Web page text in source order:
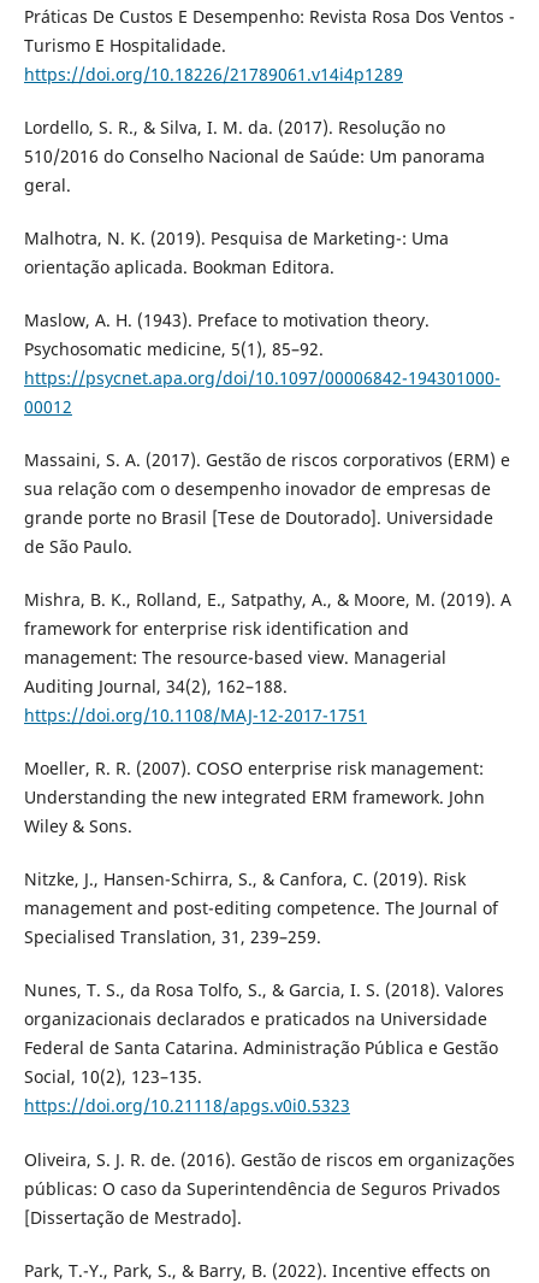
Práticas De Custos E Desempenho: Revista Rosa Dos Ventos -
Turismo E Hospitalidade.
https://doi.org/10.18226/21789061.v14i4p1289
Lordello, S. R., & Silva, I. M. da. (2017). Resolução no
510/2016 do Conselho Nacional de Saúde: Um panorama
geral.
Malhotra, N. K. (2019). Pesquisa de Marketing-: Uma
orientação aplicada. Bookman Editora.
Maslow, A. H. (1943). Preface to motivation theory.
Psychosomatic medicine, 5(1), 85–92.
https://psycnet.apa.org/doi/10.1097/00006842-194301000-
00012
Massaini, S. A. (2017). Gestão de riscos corporativos (ERM) e
sua relação com o desempenho inovador de empresas de
grande porte no Brasil [Tese de Doutorado]. Universidade
de São Paulo.
Mishra, B. K., Rolland, E., Satpathy, A., & Moore, M. (2019). A
framework for enterprise risk identification and
management: The resource-based view. Managerial
Auditing Journal, 34(2), 162–188.
https://doi.org/10.1108/MAJ-12-2017-1751
Moeller, R. R. (2007). COSO enterprise risk management:
Understanding the new integrated ERM framework. John
Wiley & Sons.
Nitzke, J., Hansen-Schirra, S., & Canfora, C. (2019). Risk
management and post-editing competence. The Journal of
Specialised Translation, 31, 239–259.
Nunes, T. S., da Rosa Tolfo, S., & Garcia, I. S. (2018). Valores
organizacionais declarados e praticados na Universidade
Federal de Santa Catarina. Administração Pública e Gestão
Social, 10(2), 123–135.
https://doi.org/10.21118/apgs.v0i0.5323
Oliveira, S. J. R. de. (2016). Gestão de riscos em organizações
públicas: O caso da Superintendência de Seguros Privados
[Dissertação de Mestrado].
Park, T.-Y., Park, S., & Barry, B. (2022). Incentive effects on